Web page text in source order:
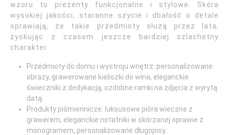
wzoru to prezenty funkcjonalne i stylowe. Skóra
wysokiej jakości, staranne szycie i dbałość o detale
sprawiają, że takie przedmioty służą przez lata,
zyskując z czasem jeszcze bardziej szlachetny
charakter.
Przedmioty do domu i wystroju wnętrz: personalizowane
obrazy, grawerowane kieliszki do wina, eleganckie
świeczniki z dedykacją, ozdobne ramki na zdjęcia z wyrytą
datą.
Produkty piśmiennicze: luksusowe pióra wieczne z
grawerem, eleganckie notatniki w skórzanej oprawie z
monogramem, personalizowane długopisy.